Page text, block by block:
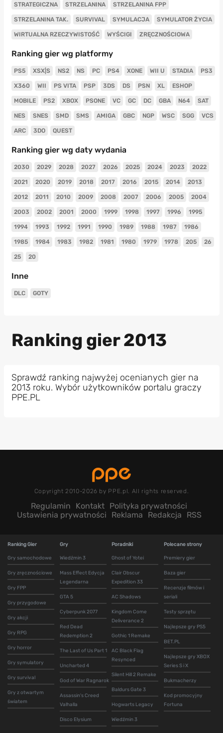
STRATEGICZNA STRZELANINA STRZELANINA FPP
STRZELANINA TAK. SURVIVAL SYMULACJA SYMULATOR ŻYCIA
WIRTUALNA RZECZYWISTOŚĆ WYŚCIGI ZRĘCZNOŚCIOWA
Ranking gier wg platformy
PS5 XSX|S NS2 NS PC PS4 XONE WII U STADIA PS3
X360 WII PS VITA PSP 3DS DS PSN XL ESHOP
MOBILE PS2 XBOX PSONE VC GC DC GBA N64 SAT
NES SNES SMD SMS AMIGA GBC NGP WSC SGG VCS
ARC 3DO QUEST
Ranking gier wg daty wydania
2030 2029 2028 2027 2026 2025 2024 2023 2022
2021 2020 2019 2018 2017 2016 2015 2014 2013
2012 2011 2010 2009 2008 2007 2006 2005 2004
2003 2002 2001 2000 1999 1998 1997 1996 1995
1994 1993 1992 1991 1990 1989 1988 1987 1986
1985 1984 1983 1982 1981 1980 1979 1978 205 26
25 20
Inne
DLC GOTY
Ranking gier 2013
Sprawdź ranking najwyżej ocenianych gier na
2013 roku. Wybór użytkowników portalu graczy
PPE.PL
Copyright 2010-2026 by PPE.pl. All rights reserved.
Regulamin Kontakt Polityka prywatności
Ustawienia prywatności
Reklama Redakcja RSS
Ranking Gier
Gry samochodowe
Gry zręcznościowe
Gry FPP
Gry przygodowe
Gry akcji
Gry RPG
Gry horror
Gry symulatory
Gry survival
Gry z otwartym
światem
Gry
Wiedźmin 3
Mass Effect Edycja
Legendarna
GTA 5
Cyberpunk 2077
Red Dead
Redemption 2
The Last of Us Part 1
Uncharted 4
God of War Ragnarok
Assassin's Creed
Valhalla
Disco Elysium
Poradniki
Ghost of Yotei
Clair Obscur
Expedition 33
AC Shadows
Kingdom Come
Deliverance 2
Gothic 1 Remake
AC Black Flag
Resynced
Silent Hill 2 Remake
Baldurs Gate 3
Hogwarts Legacy
Wiedźmin 3
Polecane strony
Premiery gier
Baza gier
Recenzje filmów i
seriali
Testy sprzętu
Najlepsze gry PS5
BET.PL
Najlepsze gry XBOX
Series S i X
Bukmacherzy
Kod promocyjny
Fortuna